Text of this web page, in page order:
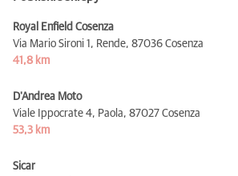
Royal Enfield Cosenza
Via Mario Sironi 1, Rende, 87036 Cosenza
41,8 km
D'Andrea Moto
Viale Ippocrate 4, Paola, 87027 Cosenza
53,3 km
Sicar